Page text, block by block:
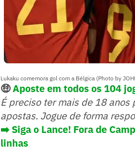
Lukaku comemora gol com a Bélgica (Photo by
🤑Aposte em todos os 104
É preciso ter mais de 18
apostas. Jogue de forma
➡️ Siga o Lance! Fora de
linhas